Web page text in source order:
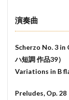
演奏曲
Scherzo No. 3 in
ハ短調 作品39）
Variations in B
Preludes, Op. 28